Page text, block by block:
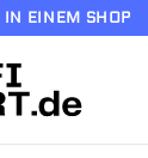
IN EINEM SHOP